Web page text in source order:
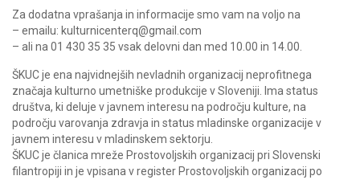
Za dodatna vprašanja in informacije smo vam na voljo na
– emailu: kulturnicenterq@gmail.com
– ali na 01 430 35 35 vsak delovni dan med 10.00 in 14.00.
ŠKUC je ena najvidnejših nevladnih organizacij neprofitnega
značaja kulturno umetniške produkcije v Sloveniji. Ima status
društva, ki deluje v javnem interesu na področju kulture, na
področju varovanja zdravja in status mladinske organizacije v
javnem interesu v mladinskem sektorju.
ŠKUC je članica mreže Prostovoljskih organizacij pri Slovenski
filantropiji in je vpisana v register Prostovoljskih organizacij po